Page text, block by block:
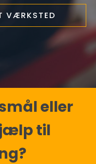
VÆRKSTED
eller
til